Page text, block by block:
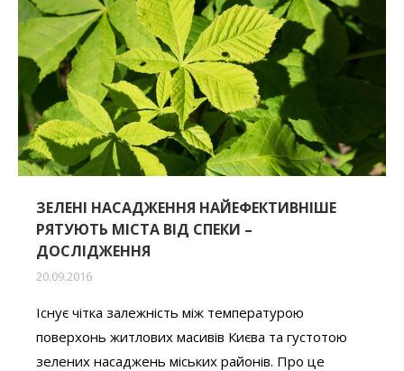
ЗЕЛЕНІ НАСАДЖЕННЯ НАЙЕФЕКТИВНІШЕ
РЯТУЮТЬ МІСТА ВІД СПЕКИ –
ДОСЛІДЖЕННЯ
20.09.2016
Існує чітка залежність між температурою
поверхонь житлових масивів Києва та густотою
зелених насаджень міських районів. Про це